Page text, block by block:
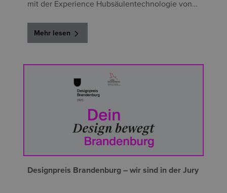
mit der Experience Hubsäulentechnologie von
Mehr lesen
Designpreis Brandenburg – wir sind in der Jury